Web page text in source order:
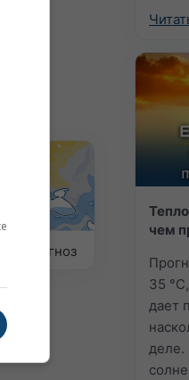
чем
35
дает
деле.
прогноз